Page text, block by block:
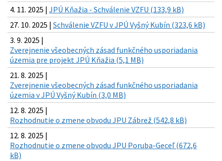
4. 11. 2025 | JPÚ Kňažia - Schválenie VZFU (133,9 kB)
27. 10. 2025 | Schválenie VZFU v JPÚ Vyšný Kubín (323,6 kB)
3. 9. 2025 |
Zverejnenie všeobecných zásad funkčného usporiadania
územia pre projekt JPÚ Kňažia (5,1 MB)
21. 8. 2025 |
Zverejnenie všeobecných zásad funkčného usporiadania
územia v JPÚ Vyšný Kubín (3,0 MB)
12. 8. 2025 |
Rozhodnutie o zmene obvodu JPU Zábrež (542,8 kB)
12. 8. 2025 |
Rozhodnutie o zmene obvodu JPU Poruba-Geceľ (672,6
kB)